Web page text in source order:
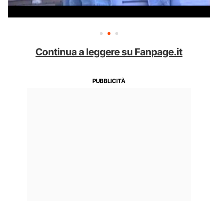
Continua a leggere su Fanpage.it